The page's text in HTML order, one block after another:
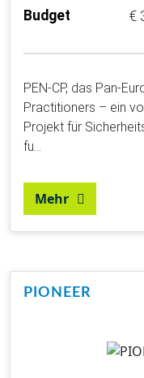
Budget €
PEN-CP, das Pan-
Practitioners – ein
Projekt für
fu…
Mehr
PIONEER